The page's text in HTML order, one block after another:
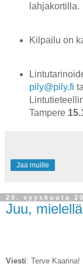
lahjakortilla.
Kilpailu on
pily@pily.fi
Tampere
Jaa muille
20. syyskuuta
Juu,
Viesti: Terve